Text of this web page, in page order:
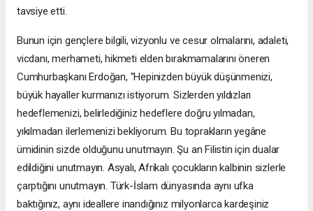
tavsiye etti.
Bunun için gençlere bilgili, vizyonlu ve cesur olmalarını, adaleti,
vicdanı, merhameti, hikmeti elden bırakmamalarını öneren
Cumhurbaşkanı Erdoğan, "Hepinizden büyük düşünmenizi,
büyük hayaller kurmanızı istiyorum. Sizlerden yıldızları
hedeflemenizi, belirlediğiniz hedeflere doğru yılmadan,
yıkılmadan ilerlemenizi bekliyorum. Bu toprakların yegâne
ümidinin sizde olduğunu unutmayın. Şu an Filistin için dualar
edildiğini unutmayın. Asyalı, Afrikalı çocukların kalbinin sizlerle
çarptığını unutmayın. Türk-İslam dünyasında aynı ufka
baktığınız, aynı ideallere inandığınız milyonlarca kardeşiniz